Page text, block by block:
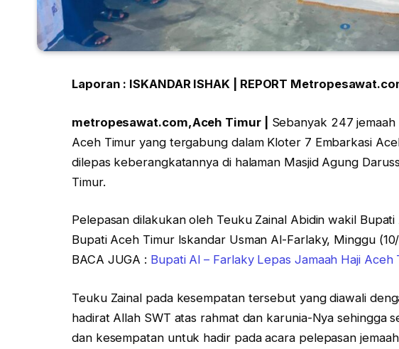
Laporan : ISKANDAR ISHAK | REPORT
metropesawat.com,Aceh Timur |
Sebanyak 247
Aceh Timur yang tergabung dalam Kloter 7 Embarkasi
dilepas keberangkatannya di halaman Masjid Agung
Timur.
Pelepasan dilakukan oleh Teuku Zainal Abidin wakil
Bupati Aceh Timur Iskandar Usman Al-Farlaky, Minggu
BACA JUGA : Bupati Al – Farlaky Lepas Jamaah Haji Aceh
Teuku Zainal pada kesempatan tersebut yang diawali
hadirat Allah SWT atas rahmat dan karunia-Nya sehingga
dan kesempatan untuk hadir pada acara pelepasan